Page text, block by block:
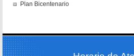
Plan Bicentenario